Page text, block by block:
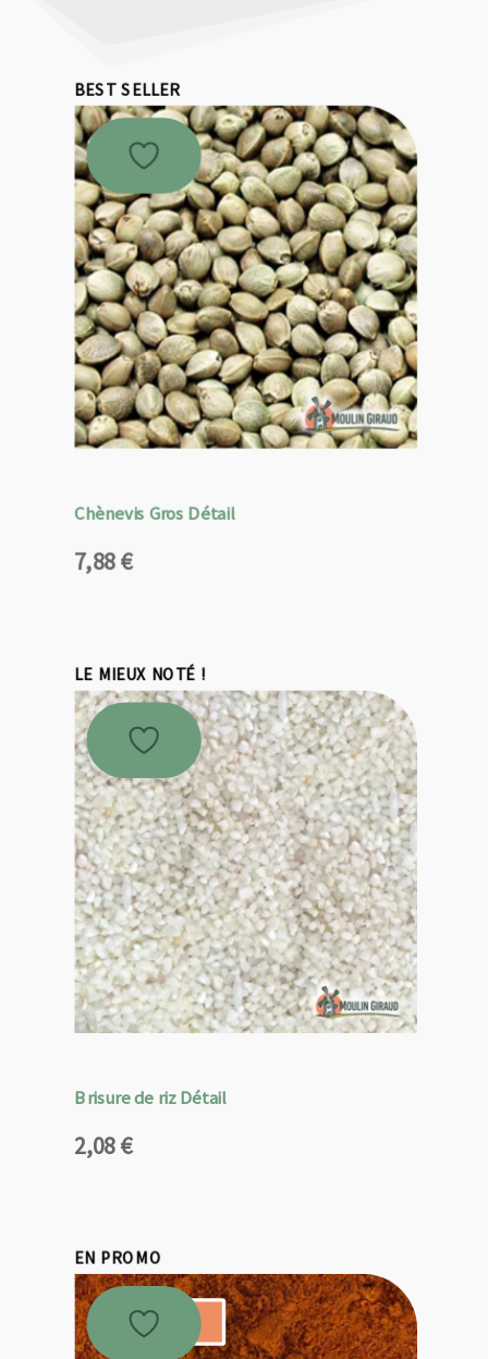
BEST SELLER
Chènevis Gros Détail
7,88€
LE MIEUX NOTÉ !
Brisure de riz Détail
2,08€
EN PROMO
Promo !